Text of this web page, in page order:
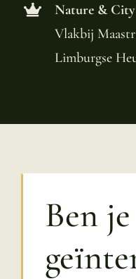
Nature &
Vlakbij
Limburgse
Ben je